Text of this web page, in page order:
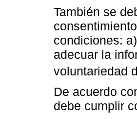
También se
condiciones:
adecuar la
voluntariedad
De acuerdo
debe cumplir